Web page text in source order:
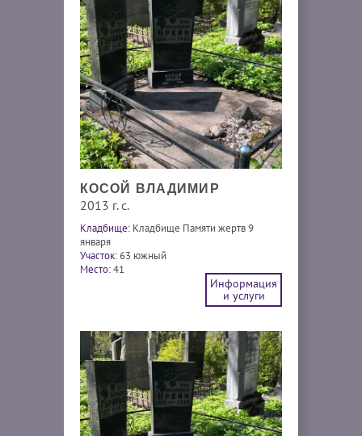
КОСОЙ ВЛАДИМИР
2013 г. с.
Кладбище: Кладбище Памяти жертв 9
января
Участок:63 южный
Место:41
Информация
и услуги